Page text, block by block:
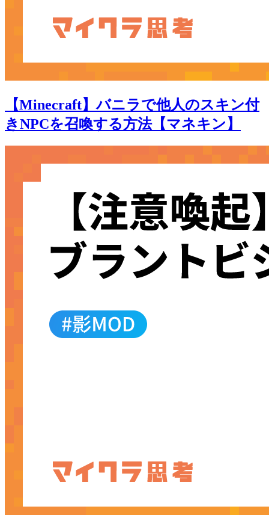
【Minecraft】バニラで他人のスキン付
きNPCを召喚する方法【マネキン】